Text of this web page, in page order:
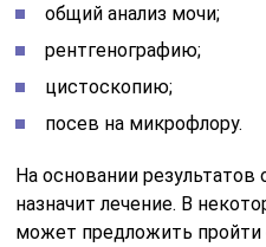
общий анализ мочи;
рентгенографию;
цистоскопию;
посев на микрофлору.
На основании результатов
назначит лечение. В
может предложить пройти